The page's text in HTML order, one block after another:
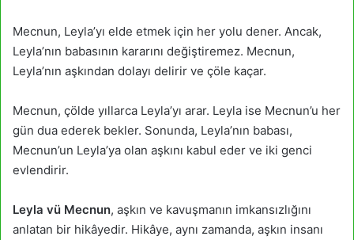
Mecnun, Leyla’yı elde etmek için her yolu dener. Ancak,
Leyla’nın babasının kararını değiştiremez. Mecnun,
Leyla’nın aşkından dolayı delirir ve çöle kaçar.
Mecnun, çölde yıllarca Leyla’yı arar. Leyla ise Mecnun’u her
gün dua ederek bekler. Sonunda, Leyla’nın babası,
Mecnun’un Leyla’ya olan aşkını kabul eder ve iki genci
evlendirir.
Leyla vü Mecnun, aşkın ve kavuşmanın imkansızlığını
anlatan bir hikâyedir. Hikâye, aynı zamanda, aşkın insanı